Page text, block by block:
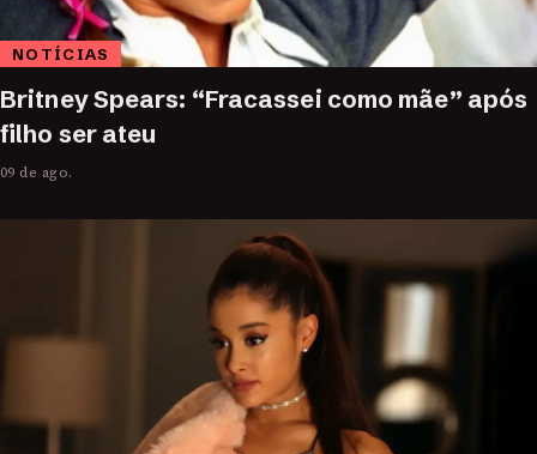
NOTÍCIAS
Britney Spears: “Fracassei como mãe” após
filho ser ateu
09 de ago.